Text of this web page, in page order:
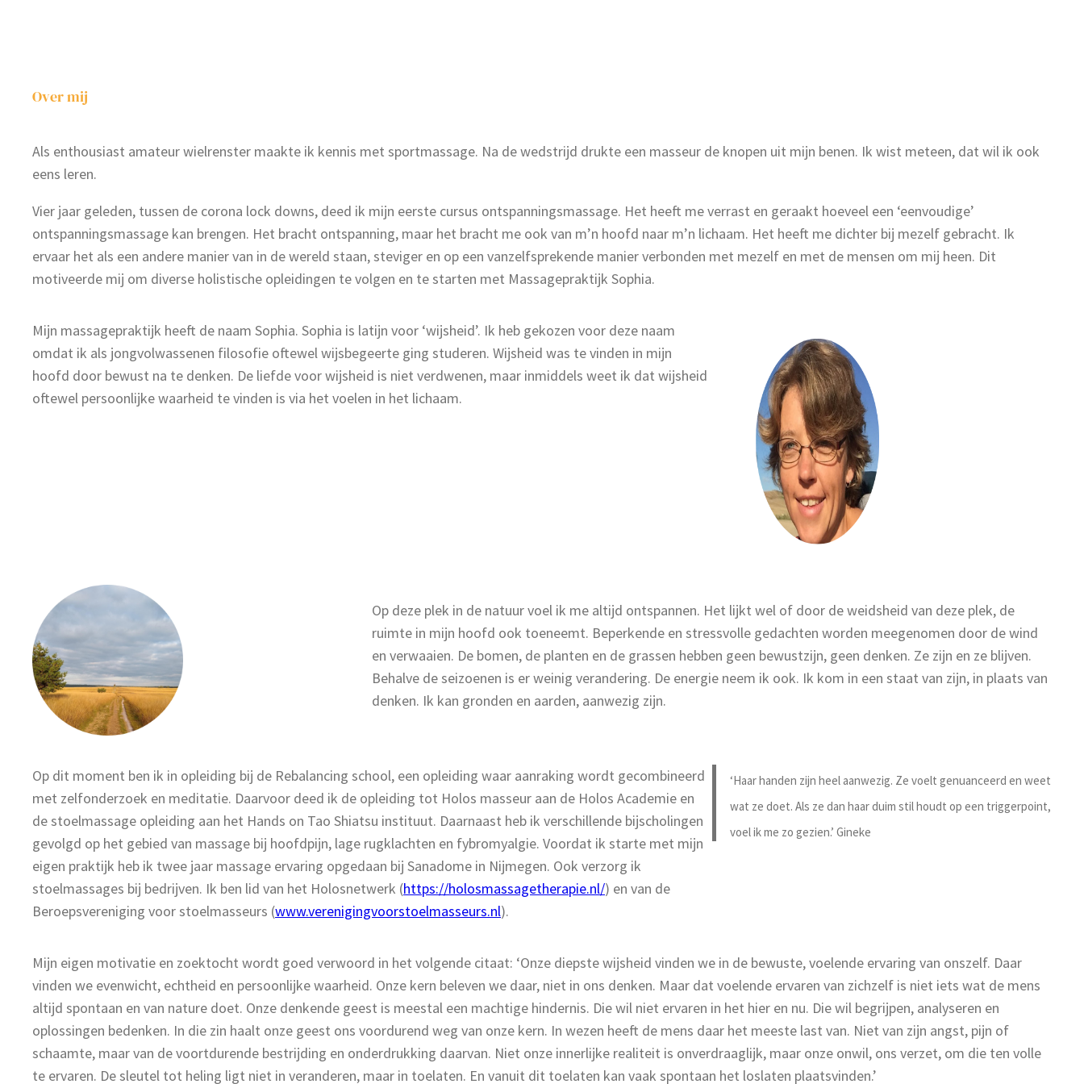
Over mij
Als enthousiast amateur wielrenster maakte ik kennis met sportmassage. Na de wedstrijd drukte een masseur de knopen uit mijn benen. Ik wist meteen, dat wil ik ook
eens leren.
Vier jaar geleden, tussen de corona lock downs, deed ik mijn eerste cursus ontspanningsmassage. Het heeft me verrast en geraakt hoeveel een ‘eenvoudige’
ontspanningsmassage kan brengen. Het bracht ontspanning, maar het bracht me ook van m’n hoofd naar m’n lichaam. Het heeft me dichter bij mezelf gebracht. Ik
ervaar het als een andere manier van in de wereld staan, steviger en op een vanzelfsprekende manier verbonden met mezelf en met de mensen om mij heen. Dit
motiveerde mij om diverse holistische opleidingen te volgen en te starten met Massagepraktijk Sophia.
Mijn massagepraktijk heeft de naam Sophia. Sophia is latijn voor ‘wijsheid’. Ik heb gekozen voor deze naam
omdat ik als jongvolwassenen filosofie oftewel wijsbegeerte ging studeren. Wijsheid was te vinden in mijn
hoofd door bewust na te denken. De liefde voor wijsheid is niet verdwenen, maar inmiddels weet ik dat wijsheid
oftewel persoonlijke waarheid te vinden is via het voelen in het lichaam.
Op deze plek in de natuur voel ik me altijd ontspannen. Het lijkt wel of door de weidsheid van deze plek, de
ruimte in mijn hoofd ook toeneemt. Beperkende en stressvolle gedachten worden meegenomen door de wind
en verwaaien. De bomen, de planten en de grassen hebben geen bewustzijn, geen denken. Ze zijn en ze blijven.
Behalve de seizoenen is er weinig verandering. De energie neem ik ook. Ik kom in een staat van zijn, in plaats van
denken. Ik kan gronden en aarden, aanwezig zijn.
Op dit moment ben ik in opleiding bij de Rebalancing school, een opleiding waar aanraking wordt gecombineerd
met zelfonderzoek en meditatie. Daarvoor deed ik de opleiding tot Holos masseur aan de Holos Academie en
de stoelmassage opleiding aan het Hands on Tao Shiatsu instituut. Daarnaast heb ik verschillende bijscholingen
gevolgd op het gebied van massage bij hoofdpijn, lage rugklachten en fybromyalgie. Voordat ik starte met mijn
eigen praktijk heb ik twee jaar massage ervaring opgedaan bij Sanadome in Nijmegen. Ook verzorg ik
stoelmassages bij bedrijven. Ik ben lid van het Holosnetwerk (https://holosmassagetherapie.nl/) en van de
Beroepsvereniging voor stoelmasseurs (www.verenigingvoorstoelmasseurs.nl).
‘Haar handen zijn heel aanwezig. Ze voelt genuanceerd en weet
wat ze doet. Als ze dan haar duim stil houdt op een triggerpoint,
voel ik me zo gezien.’ Gineke
Mijn eigen motivatie en zoektocht wordt goed verwoord in het volgende citaat: ‘Onze diepste wijsheid vinden we in de bewuste, voelende ervaring van onszelf. Daar
vinden we evenwicht, echtheid en persoonlijke waarheid. Onze kern beleven we daar, niet in ons denken. Maar dat voelende ervaren van zichzelf is niet iets wat de mens
altijd spontaan en van nature doet. Onze denkende geest is meestal een machtige hindernis. Die wil niet ervaren in het hier en nu. Die wil begrijpen, analyseren en
oplossingen bedenken. In die zin haalt onze geest ons voordurend weg van onze kern. In wezen heeft de mens daar het meeste last van. Niet van zijn angst, pijn of
schaamte, maar van de voortdurende bestrijding en onderdrukking daarvan. Niet onze innerlijke realiteit is onverdraaglijk, maar onze onwil, ons verzet, om die ten volle
te ervaren. De sleutel tot heling ligt niet in veranderen, maar in toelaten. En vanuit dit toelaten kan vaak spontaan het loslaten plaatsvinden.’